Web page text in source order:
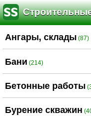
Ангары, склады (87)
Бани (214)
Бетонные работы
Бурение скважин